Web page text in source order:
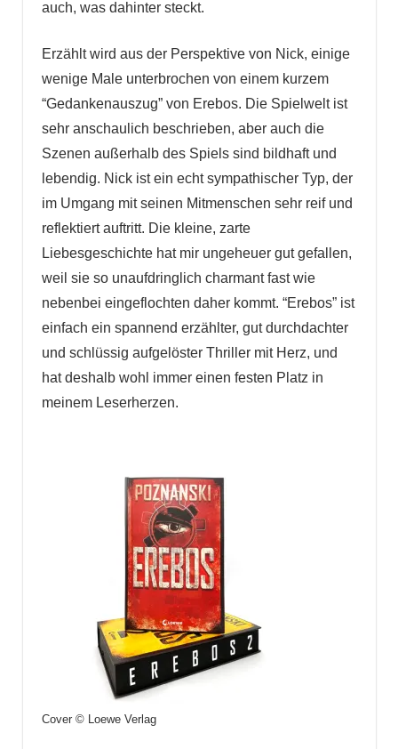
auch, was dahinter steckt.
Erzählt wird aus der Perspektive von Nick, einige
wenige Male unterbrochen von einem kurzem
“Gedankenauszug” von Erebos. Die Spielwelt ist
sehr anschaulich beschrieben, aber auch die
Szenen außerhalb des Spiels sind bildhaft und
lebendig. Nick ist ein echt sympathischer Typ, der
im Umgang mit seinen Mitmenschen sehr reif und
reflektiert auftritt. Die kleine, zarte
Liebesgeschichte hat mir ungeheuer gut gefallen,
weil sie so unaufdringlich charmant fast wie
nebenbei eingeflochten daher kommt. “Erebos” ist
einfach ein spannend erzählter, gut durchdachter
und schlüssig aufgelöster Thriller mit Herz, und
hat deshalb wohl immer einen festen Platz in
meinem Leserherzen.
Cover © Loewe Verlag